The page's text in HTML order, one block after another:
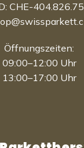
CHE-
Öffnungszeiten:
09:00–12:00 Uhr
13:00–17:00 Uhr